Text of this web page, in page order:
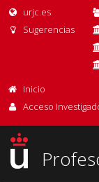
urjc.es
Sugerencias
Inicio
Acceso